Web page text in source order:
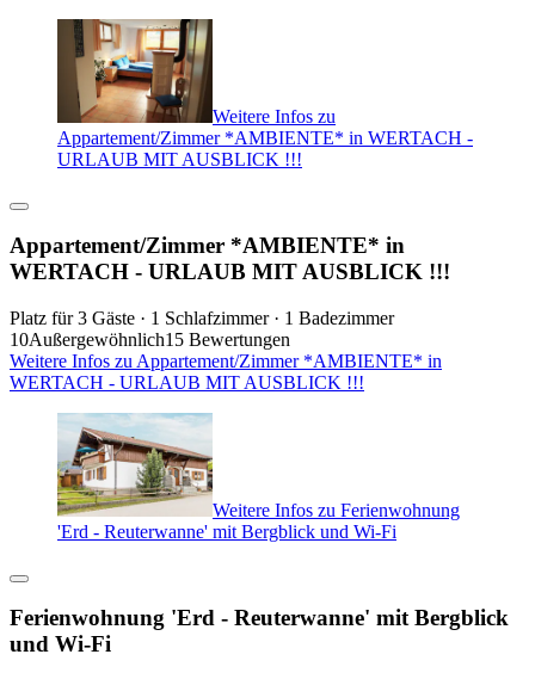
Weitere Infos zu
Appartement/Zimmer *AMBIENTE* in WERTACH -
URLAUB MIT AUSBLICK !!!
Appartement/Zimmer *AMBIENTE* in
WERTACH - URLAUB MIT AUSBLICK !!!
Platz für 3 Gäste · 1 Schlafzimmer · 1 Badezimmer
10Außergewöhnlich15 Bewertungen
Weitere Infos zu Appartement/Zimmer *AMBIENTE* in
WERTACH - URLAUB MIT AUSBLICK !!!
Weitere Infos zu Ferienwohnung
'Erd - Reuterwanne' mit Bergblick und Wi-Fi
Ferienwohnung 'Erd - Reuterwanne' mit Bergblick
und Wi-Fi